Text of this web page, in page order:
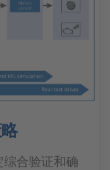
综合验证和确